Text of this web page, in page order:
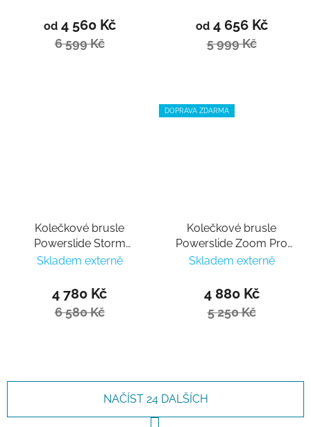
od4 560 Kč
6 599 Kč
od4 656 Kč
5 999 Kč
Kolečkové brusle
Powerslide Storm
Meteor 80
Skladem externě
4 780 Kč
6 580 Kč
DOPRAVA ZDARMA
Kolečkové brusle
Powerslide Zoom Pro
80 Sand
Skladem externě
4 880 Kč
5 250 Kč
NAČÍST 24 DALŠÍCH